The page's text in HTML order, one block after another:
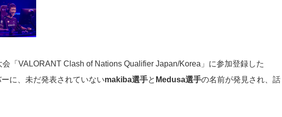
会「VALORANT Clash of Nations Qualifier Japan/Korea」に参加登録した
に、未だ発表されていないmakiba選手と Medusa選手の名前が発見され、話